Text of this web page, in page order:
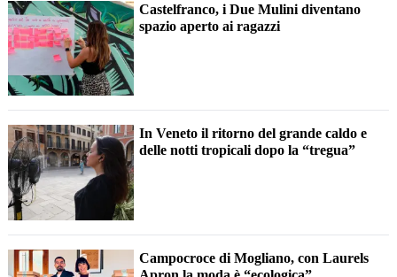
Castelfranco, i Due Mulini diventano
spazio aperto ai ragazzi
In Veneto il ritorno del grande caldo e
delle notti tropicali dopo la “tregua”
Campocroce di Mogliano, con Laurels